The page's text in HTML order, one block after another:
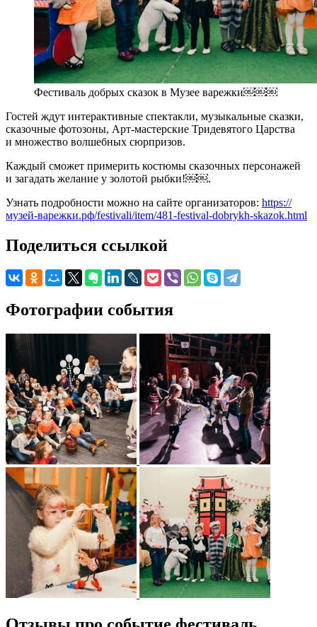
Фестиваль добрых сказок в Музее варежки￼￼￼
Гостей ждут интерактивные спектакли, музыкальные сказки,
сказочные фотозоны, Арт-мастерские Тридевятого Царства
и множество волшебных сюрпризов.
Каждый сможет примерить костюмы сказочных персонажей
и загадать желание у золотой рыбки!￼￼.
Узнать подробности можно на сайте организаторов: https://
музей-варежки.рф/festivali/item/481-festival-dobrykh-skazok.html
Поделиться ссылкой
Фотографии события